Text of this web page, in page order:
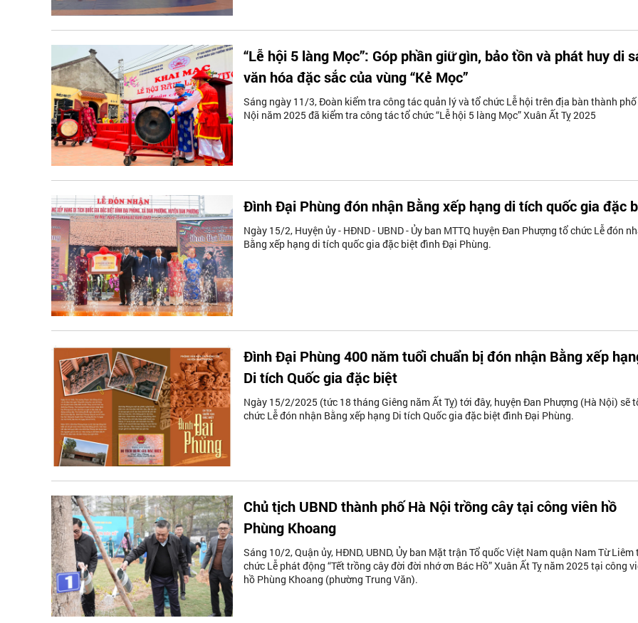
“Lễ hội 5 làng Mọc”: Góp phần giữ gìn, bảo tồn và phát huy di
văn hóa đặc sắc của vùng “Kẻ Mọc”
Sáng ngày 11/3, Đoàn kiểm tra công tác quản lý và tổ chức Lễ hội trên địa bàn thành phố
Nội năm 2025 đã kiểm tra công tác tổ chức “Lễ hội 5 làng Mọc” Xuân Ất Tỵ 2025
Đình Đại Phùng đón nhận Bằng xếp hạng di tích quốc gia đặc
Ngày 15/2, Huyện ủy - HĐND - UBND - Ủy ban MTTQ huyện Đan Phượng tổ chức Lễ đón
Bằng xếp hạng di tích quốc gia đặc biệt đình Đại Phùng.
Đình Đại Phùng 400 năm tuổi chuẩn bị đón nhận Bằng xếp
Di tích Quốc gia đặc biệt
Ngày 15/2/2025 (tức 18 tháng Giêng năm Ất Tỵ) tới đây, huyện Đan Phượng (Hà Nội) sẽ
chức Lễ đón nhận Bằng xếp hạng Di tích Quốc gia đặc biệt đình Đại Phùng.
Chủ tịch UBND thành phố Hà Nội trồng cây tại công viên hồ
Phùng Khoang
Sáng 10/2, Quận ủy, HĐND, UBND, Ủy ban Mặt trận Tổ quốc Việt Nam quận Nam Từ Liêm
chức Lễ phát động “Tết trồng cây đời đời nhớ ơn Bác Hồ” Xuân Ất Tỵ năm 2025 tại công
hồ Phùng Khoang (phường Trung Văn).